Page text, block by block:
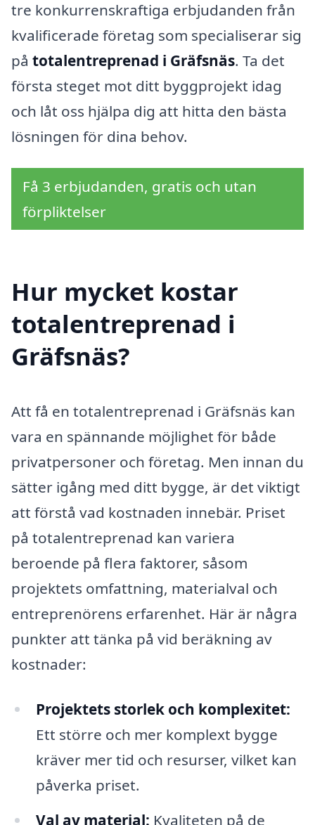
tre konkurrenskraftiga erbjudanden från
kvalificerade företag som specialiserar sig
på totalentreprenad i Gräfsnäs. Ta det
första steget mot ditt byggprojekt idag
och låt oss hjälpa dig att hitta den bästa
lösningen för dina behov.
Få 3 erbjudanden, gratis och utan
förpliktelser
Hur mycket kostar
totalentreprenad i
Gräfsnäs?
Att få en totalentreprenad i Gräfsnäs kan
vara en spännande möjlighet för både
privatpersoner och företag. Men innan du
sätter igång med ditt bygge, är det viktigt
att förstå vad kostnaden innebär. Priset
på totalentreprenad kan variera
beroende på flera faktorer, såsom
projektets omfattning, materialval och
entreprenörens erfarenhet. Här är några
punkter att tänka på vid beräkning av
kostnader:
Projektets storlek och komplexitet:
Ett större och mer komplext bygge
kräver mer tid och resurser, vilket kan
påverka priset.
Val av material: Kvaliteten på de